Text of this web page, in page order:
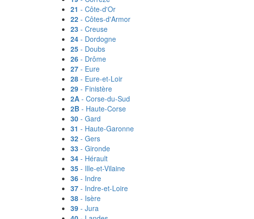
21 - Côte-d'Or
22 - Côtes-d'Armor
23 - Creuse
24 - Dordogne
25 - Doubs
26 - Drôme
27 - Eure
28 - Eure-et-Loir
29 - Finistère
2A - Corse-du-Sud
2B - Haute-Corse
30 - Gard
31 - Haute-Garonne
32 - Gers
33 - Gironde
34 - Hérault
35 - Ille-et-Vilaine
36 - Indre
37 - Indre-et-Loire
38 - Isère
39 - Jura